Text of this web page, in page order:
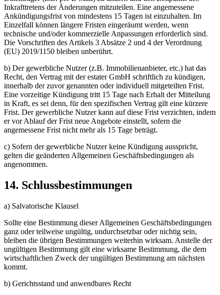
Inkrafttretens der Änderungen mitzuteilen. Eine angemessene
Ankündigungsfrist von mindestens 15 Tagen ist einzuhalten. Im
Einzelfall können längere Fristen eingeräumt werden, wenn
technische und/oder kommerzielle Anpassungen erforderlich sind.
Die Vorschriften des Artikels 3 Absätze 2 und 4 der Verordnung
(EU) 2019/1150 bleiben unberührt.
b) Der gewerbliche Nutzer (z.B. Immobilienanbieter, etc.) hat das
Recht, den Vertrag mit der estater GmbH schriftlich zu kündigen,
innerhalb der zuvor genannten oder individuell mitgeteilten Frist.
Eine vorzeitige Kündigung tritt 15 Tage nach Erhalt der Mitteilung
in Kraft, es sei denn, für den spezifischen Vertrag gilt eine kürzere
Frist. Der gewerbliche Nutzer kann auf diese Frist verzichten, indem
er vor Ablauf der Frist neue Angebote einstellt, sofern die
angemessene Frist nicht mehr als 15 Tage beträgt.
c) Sofern der gewerbliche Nutzer keine Kündigung ausspricht,
gelten die geänderten Allgemeinen Geschäftsbedingungen als
angenommen.
14. Schlussbestimmungen
a) Salvatorische Klausel
Sollte eine Bestimmung dieser Allgemeinen Geschäftsbedingungen
ganz oder teilweise ungültig, undurchsetzbar oder nichtig sein,
bleiben die übrigen Bestimmungen weiterhin wirksam. Anstelle der
ungültigen Bestimmung gilt eine wirksame Bestimmung, die dem
wirtschaftlichen Zweck der ungültigen Bestimmung am nächsten
kommt.
b) Gerichtsstand und anwendbares Recht